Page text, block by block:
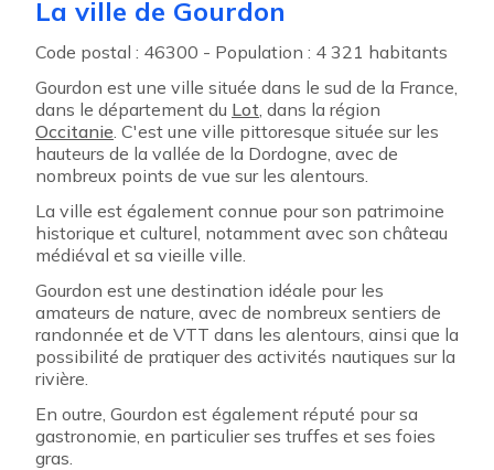
La ville de Gourdon
Code postal : 46300 - Population : 4 321 habitants
Gourdon est une ville située dans le sud de la France,
dans le département du Lot, dans la région
Occitanie. C'est une ville pittoresque située sur les
hauteurs de la vallée de la Dordogne, avec de
nombreux points de vue sur les alentours.
La ville est également connue pour son patrimoine
historique et culturel, notamment avec son château
médiéval et sa vieille ville.
Gourdon est une destination idéale pour les
amateurs de nature, avec de nombreux sentiers de
randonnée et de VTT dans les alentours, ainsi que la
possibilité de pratiquer des activités nautiques sur la
rivière.
En outre, Gourdon est également réputé pour sa
gastronomie, en particulier ses truffes et ses foies
gras.